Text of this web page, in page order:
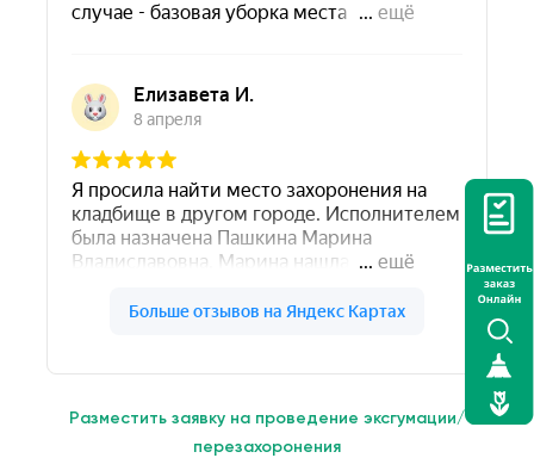
Разместить заявку на проведение эксгумации/
перезахоронения